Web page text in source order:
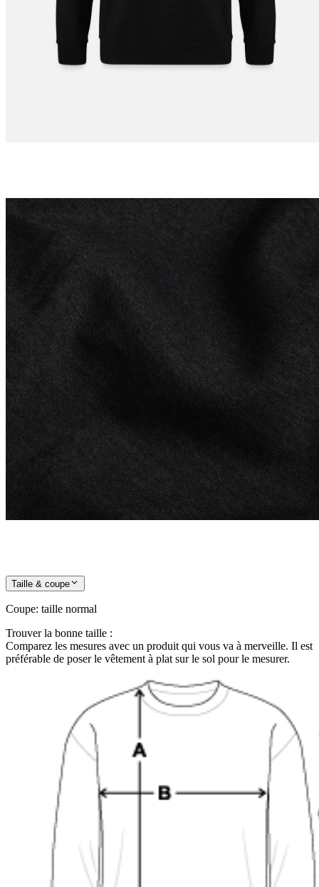
Taille & coupe
Coupe: taille normal
Trouver la bonne taille :
Comparez les mesures avec un produit qui vous va à merveille. Il est
préférable de poser le vêtement à plat sur le sol pour le mesurer.